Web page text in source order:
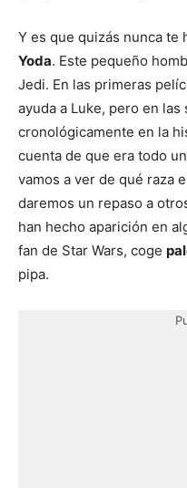
Y es que quizás nunca te
Yoda. Este pequeño
Jedi. En las primeras
ayuda a Luke, pero en
cronológicamente en la
cuenta de que era todo
vamos a ver de qué raza
daremos un repaso a
han hecho aparición en
fan de Star Wars, coge
pipa.